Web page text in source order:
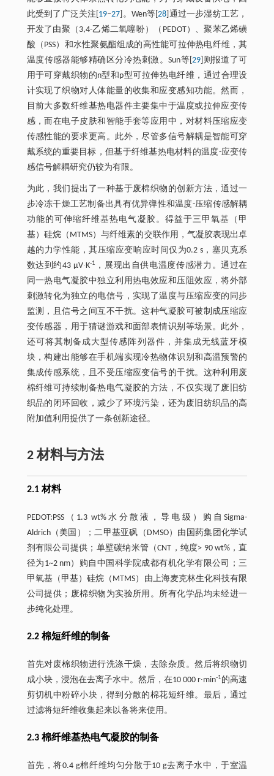
此受到了广泛关注[ 19‒27 ]。Wen等[28 ]通过一步湿纺工艺，
开发了由聚（3,4-乙烯二氧噻吩）（PEDOT）、聚苯乙烯磺
酸（PSS）和水性聚氨酯组成的高性能可拉伸热电纤维，其
温度传感器能够精确区分冷热刺激。Sun等[29 ]则报道了可
用于可穿戴织物的n型和p型可拉伸热电纤维，通过合理设
计实现了织物对人体能量的收集和应变感知功能。然而，
目前大多数纤维基热电器件主要集中于温度或拉伸应变传
感，而在电子皮肤和智能手套等应用中，对材料压缩应变
传感性能的要求更高。此外，尽管多信号解耦是智能可穿
戴系统的重要目标，但基于纤维基热电材料的温度-应变传
感信号解耦研究仍较为有限。
为此，我们提出了一种基于废棉织物的创新方法，通过一
步冷冻干燥工艺制备出具有优异弹性和温度-压缩传感解耦
功能的可伸缩纤维基热电气凝胶。得益于三甲氧基（甲
基）硅烷（MTMS）与纤维素的交联作用，气凝胶表现出卓
越的力学性能，其压缩应变响应时间仅为0.2 s，塞贝克系
数达到约43 μV∙K-1
，展现出自供电温度传感潜力。通过在
同一热电气凝胶中独立利用热电效应和压阻效应，将外部
刺激转化为独立的电信号，实现了温度与压缩应变的同步
监测，且信号之间互不干扰。这种气凝胶可被制成压缩应
变传感器，用于猜谜游戏和面部表情识别等场景。此外，
还可将其制备成大型传感阵列器件，并集成无线蓝牙模
块，构建出能够在手机端实现冷热物体识别和高温预警的
集成传感系统，且不受压缩应变信号的干扰。这种利用废
棉纤维可持续制备热电气凝胶的方法，不仅实现了废旧纺
织品的闭环回收，减少了环境污染，还为废旧纺织品的高
附加值利用提供了一条创新途径。
2 材料与方法
2.1 材料
PEDOT:PSS（1.3 wt%水分散液，导电级）购自Sigma-
Aldrich（美国）；二甲基亚砜（DMSO）由国药集团化学试
剂有限公司提供；单壁碳纳米管（CNT，纯度> 90 wt%，直
径为1~2 nm）购自中国科学院成都有机化学有限公司；三
甲氧基（甲基）硅烷（MTMS）由上海麦克林生化科技有限
公司提供；废棉织物为实验所用。所有化学品均未经进一
步纯化处理。
2.2 棉短纤维的制备
首先对废棉织物进行洗涤干燥，去除杂质。然后将织物切
成小块，浸泡在去离子水中。然后，在10 000 r∙min-1的高速
剪切机中粉碎小块，得到分散的棉花短纤维。最后，通过
过滤将短纤维收集起来以备将来使用。
2.3 棉纤维基热电气凝胶的制备
首先，将0.4 g棉纤维均匀分散于10 g去离子水中，于室温